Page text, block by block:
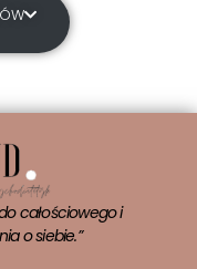
całościowego i
o siebie.”